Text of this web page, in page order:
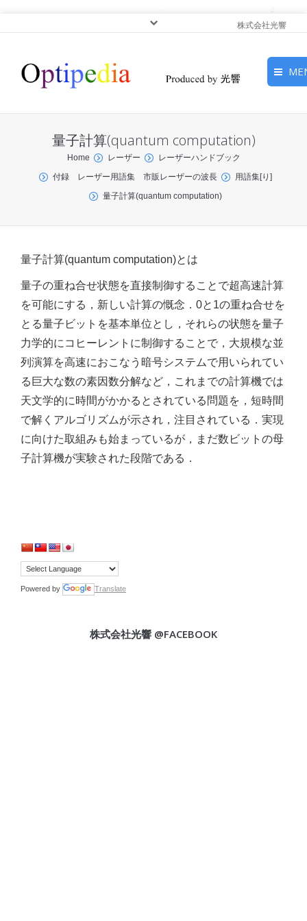
株式会社光響
ピックアップ
光基礎・光源
サービス
量子計算(quantum computation)
You are here:
Home レーザー
レーザーハンドブック
付録 レーザー用語集 市販レーザーの波長
用語集[り]
量子計算(quantum computation)
量子計算(quantum computation)とは
量子の重ね合せ状態を直接制御することで超高速計算
を可能にする，新しい計算の慨念．0と1の重ね合せを
とる量子ビットを基本単位とし，それらの状態を量子
力学的にコヒーレントに制御することで，大規模な並
列演算を高速におこなう暗号システムで用いられてい
る巨大な数の素因数分解など，これまでの計算機では
天文学的に時間がかかるとされている問題を，短時間
で解くアルゴリズムが示され，注目されている．実現
に向けた取組みも始まっているが，まだ数ビットの母
子計算機が実験された段階である．
Powered by Translate
株式会社光響 @FACEBOOK